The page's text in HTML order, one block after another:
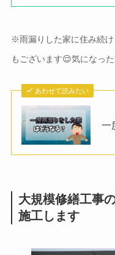
※雨漏りした家に住み続
もございます😌気になっ
あわせて読みたい
一
大規模修繕工事
施工します